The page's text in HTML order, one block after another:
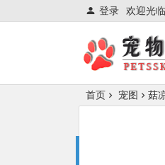
欢迎光临
登录
首页 宠图 菇